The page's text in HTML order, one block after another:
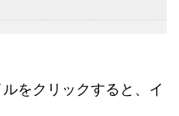
をクリックすると、イ